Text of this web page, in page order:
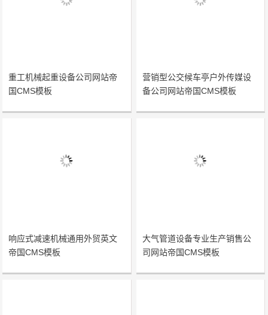
重工机械起重设备公司网站帝
国CMS模板
营销型公交候车亭户外传媒设
备公司网站帝国CMS模板
响应式减速机械通用外贸英文
帝国CMS模板
大气管道设备专业生产销售公
司网站帝国CMS模板